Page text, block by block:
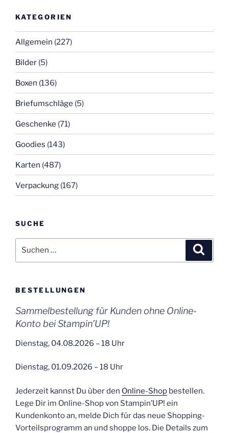
KATEGORIEN
Allgemein (227)
Bilder (5)
Boxen (136)
Briefumschläge (5)
Geschenke (71)
Goodies (143)
Karten (487)
Verpackung (167)
SUCHE
nach:
BESTELLUNGEN
Sammelbestellung für Kunden ohne Online-
Konto bei Stampin’UP!
Dienstag, 04.08.2026 – 18 Uhr
Dienstag, 01.09.2026 – 18 Uhr
Jederzeit kannst Du über den Online-Shop bestellen.
Lege Dir im Online-Shop von Stampin’UP! ein
Kundenkonto an, melde Dich für das neue Shopping-
Vorteilsprogramm an und shoppe los. Die Details zum